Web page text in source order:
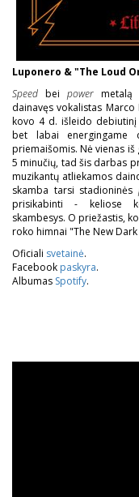
Luponero & "The Loud
Speed bei power metalą
dainavęs vokalistas
kovo 4 d. išleido debiutinį
bet labai energingame
priemaišomis. Nė vienas
5 minučių, tad šis darbas
muzikantų atliekamos
skamba tarsi stadioninės
prisikabinti - keliose
skambesys. O priežastis,
roko himnai "The New
Oficiali svetainė.
Facebook paskyra.
Albumas Spotify.